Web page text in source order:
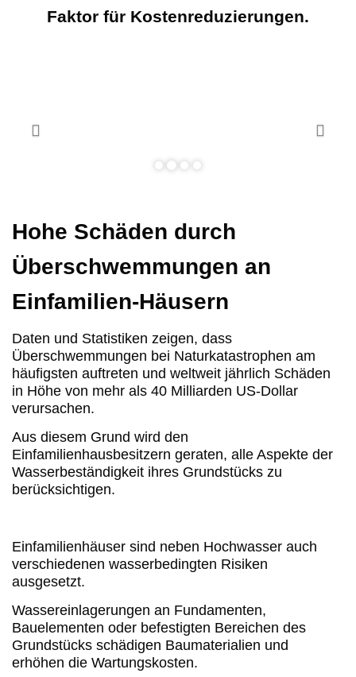
Faktor für Kostenreduzierungen.
Hohe Schäden durch
Überschwemmungen an
Einfamilien-Häusern
Daten und Statistiken zeigen, dass
Überschwemmungen bei Naturkatastrophen am
häufigsten auftreten und weltweit jährlich Schäden
in Höhe von mehr als 40 Milliarden US-Dollar
verursachen.
Aus diesem Grund wird den
Einfamilienhausbesitzern geraten, alle Aspekte der
Wasserbeständigkeit ihres Grundstücks zu
berücksichtigen.
Einfamilienhäuser sind neben Hochwasser auch
verschiedenen wasserbedingten Risiken
ausgesetzt.
Wassereinlagerungen an Fundamenten,
Bauelementen oder befestigten Bereichen des
Grundstücks schädigen Baumaterialien und
erhöhen die Wartungskosten.